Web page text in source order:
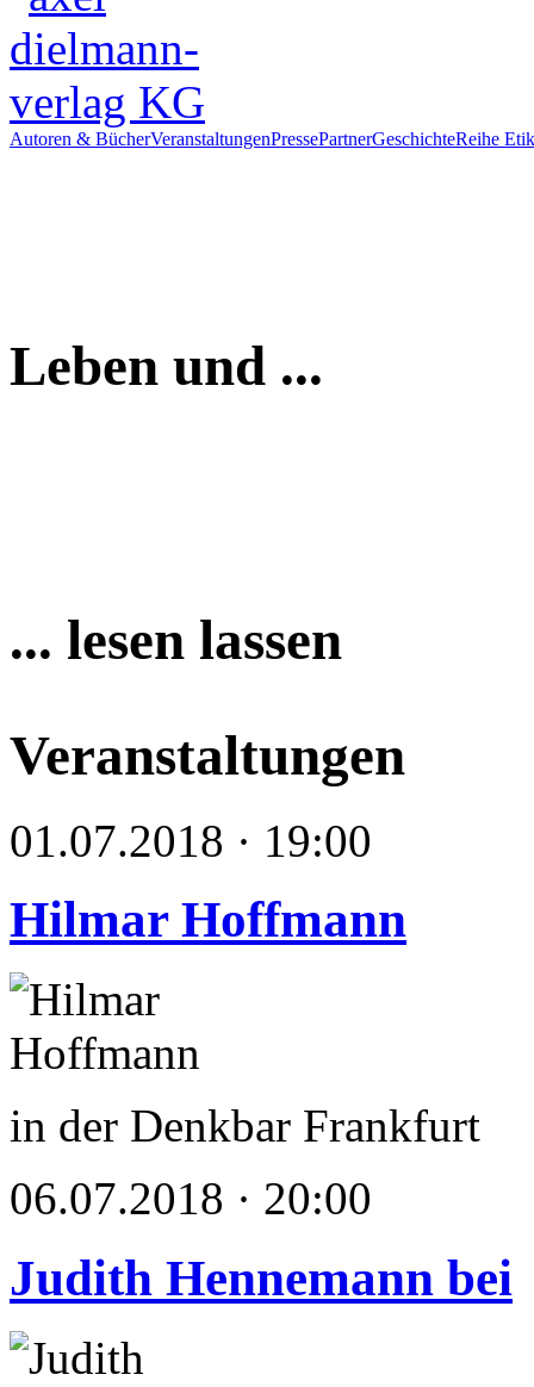
Autoren & BücherVeranstaltungenPressePartnerGeschichteReihe
Leben und ...
... lesen lassen
Veranstaltungen
01.07.2018 · 19:00
Hilmar Hoffmann
in der Denkbar Frankfurt
06.07.2018 · 20:00
Judith Hennemann bei